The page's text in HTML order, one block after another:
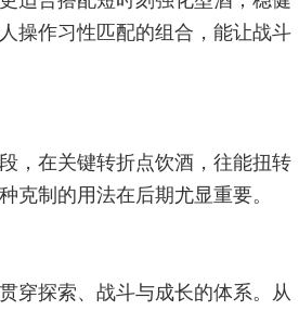
操作习性匹配的组合，能让战斗
，在关键转折点饮酒，往能扭转
克制的用法在后期尤显重要。
穿探索、战斗与成长的体系。从